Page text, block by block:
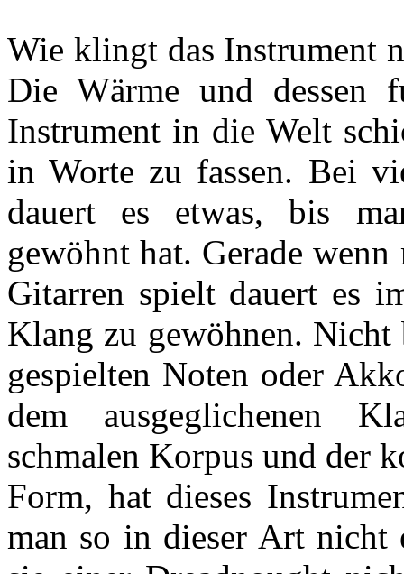
Wie klingt das Instrument
Die Wärme und dessen
Instrument in die Welt
in Worte zu fassen. Bei
dauert es etwas, bis
gewöhnt hat. Gerade
Gitarren spielt dauert es
Klang zu gewöhnen.
gespielten Noten oder
dem ausgeglichenen
schmalen Korpus und der
Form, hat dieses
man so in dieser Art nicht